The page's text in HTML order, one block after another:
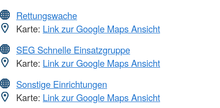
Rettungswache
Karte: Link zur Google Maps Ansicht
SEG Schnelle Einsatzgruppe
Karte: Link zur Google Maps Ansicht
Sonstige Einrichtungen
Karte: Link zur Google Maps Ansicht